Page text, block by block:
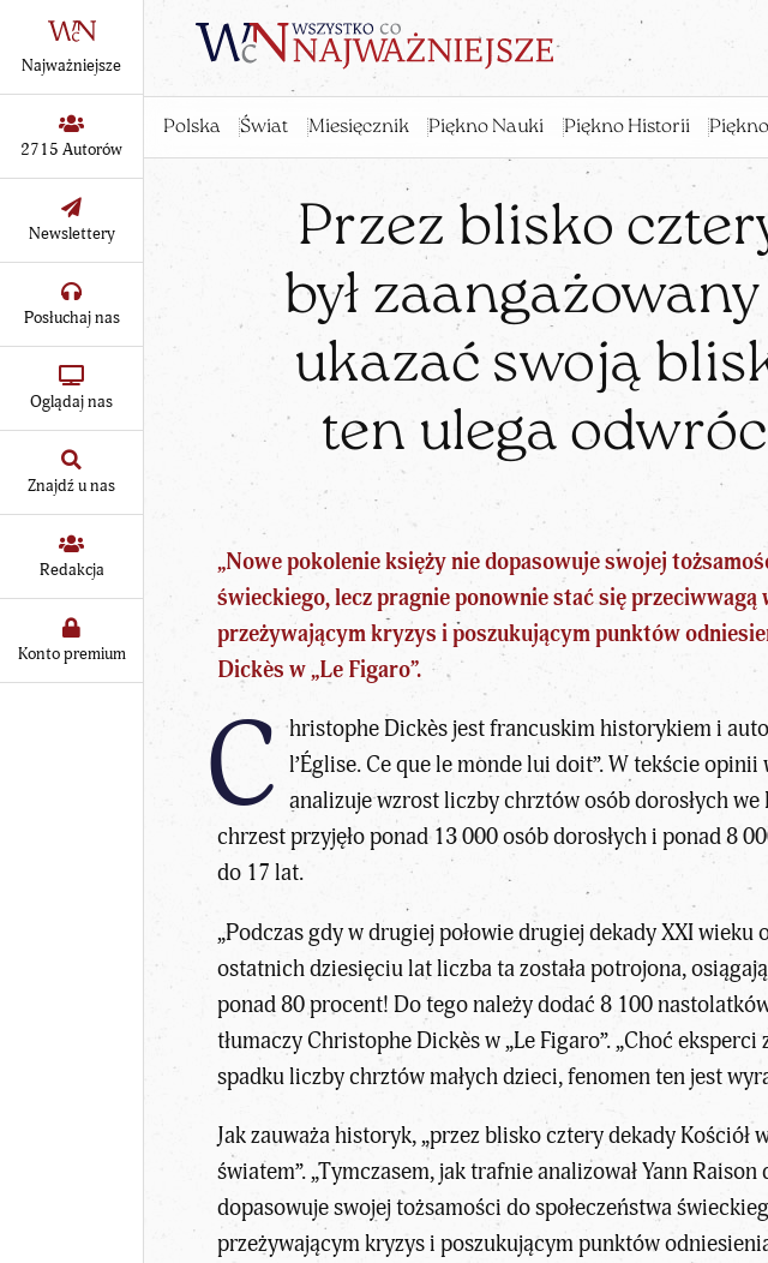
Polska Świat Miesięcznik Piękno Nauki Piękno Historii
Najważniejsze
2715 Autorów
Newslettery
Posłuchaj nas
Oglądaj nas
Znajdź u nas
Redakcja
Konto premium
Przez blisko
był
ukazać swoją
ten ulega
„Nowe pokolenie księży nie dopasowuje swojej
świeckiego, lecz pragnie ponownie stać się przeciwwagą
przeżywającym kryzys i poszukującym punktów
Dickès w „Le Figaro”.
C hristophe Dickès jest francuskim historykiem i
l’Église. Ce que le monde lui doit”. W tekście opinii
analizuje wzrost liczbychrztówosób dorosłych we
chrzest przyjęło ponad 13 000 osób dorosłych i ponad 8
do 17 lat.
„Podczas gdy w drugiej połowie drugiej dekady XXI
ostatnich dziesięciu lat liczba ta została potrojona,
ponad 80 procent! Do tego należy dodać 8 100
tłumaczy Christophe Dickès w „Le Figaro”. „Choć
spadku liczby chrztów małych dzieci, fenomen ten jest
Jak zauważa historyk, „przez blisko cztery dekady Kościół
światem”. „Tymczasem, jak trafnie analizował Yann
dopasowuje swojej tożsamości do społeczeństwa
przeżywającym kryzys i poszukującym punktów